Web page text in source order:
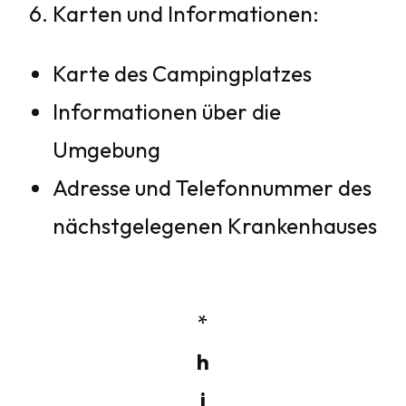
Karten und Informationen:
Karte des Campingplatzes
Informationen über die
Umgebung
Adresse und Telefonnummer des
nächstgelegenen Krankenhauses
*
h
i